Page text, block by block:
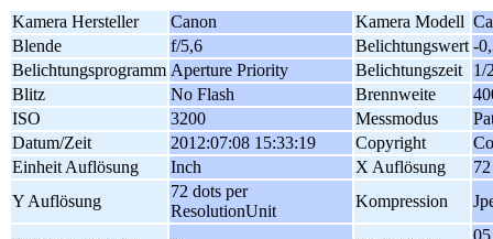
Kamera Hersteller Canon Kamera Modell
Blende
f/5,6 Belichtungswert -
Belichtungsprogramm Aperture Priority Belichtungszeit
1/
Blitz
No Flash Brennweite
ISO
3200 Messmodus
Datum/Zeit
2012:07:08 15:33:19 Copyright
Einheit Auflösung
Inch X Auflösung
Y Auflösung
72 dots per
ResolutionUnit
Kompression